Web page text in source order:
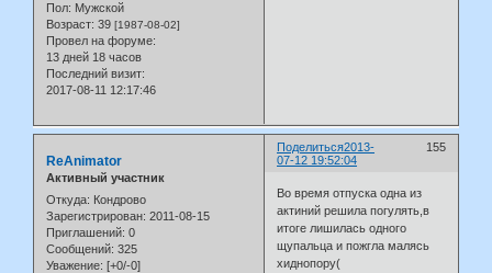
Пол: Мужской
Возраст: 39 [1987-08-02]
Провел на форуме:
13 дней 18 часов
Последний визит:
2017-08-11 12:17:46
Поделиться 155
2013-
07-12 19:52:04
ReAnimator
Активный участник
Откуда: Кондрово
Зарегистрирован: 2011-08-15
Приглашений: 0
Сообщений: 325
Уважение: [+0/-0]
Во время отпуска одна из
актиний решила погулять,в
итоге лишилась одного
щупальца и пожгла малясь
хиднопору(